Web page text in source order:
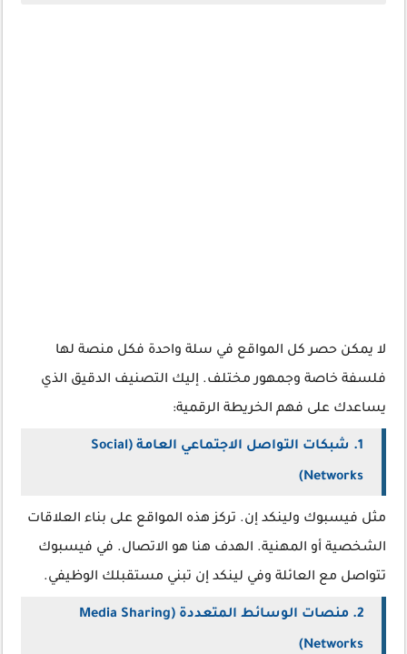
لا يمكن حصر كل المواقع في سلة واحدة فكل منصة لها
فلسفة خاصة وجمهور مختلف. إليك التصنيف الدقيق الذي
يساعدك على فهم الخريطة الرقمية:
1. شبكات التواصل الاجتماعي العامة (Social
Networks)
مثل فيسبوك ولينكد إن. تركز هذه المواقع على بناء العلاقات
الشخصية أو المهنية. الهدف هنا هو الاتصال. في فيسبوك
تتواصل مع العائلة وفي لينكد إن تبني مستقبلك الوظيفي.
2. منصات الوسائط المتعددة (Media Sharing
Networks)